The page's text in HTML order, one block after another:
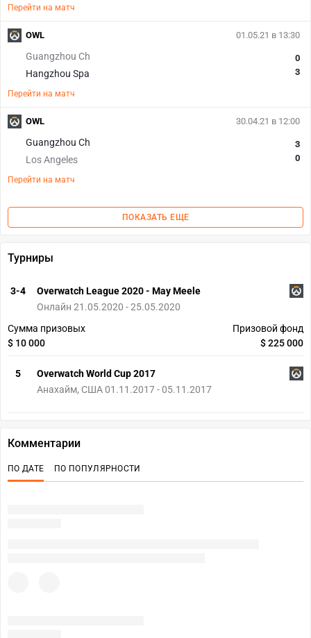
Перейти на матч
01.05.21 в 13:30
Guangzhou Ch
Hangzhou Spa
0
3
Перейти на матч
OWL
30.04.21 в 12:00
Guangzhou Ch
Los Angeles
3
0
Перейти на матч
OWL
ПОКАЗАТЬ ЕЩЕ
Турниры
3-4
Overwatch League 2020 - May Meele
Онлайн 21.05.2020 - 25.05.2020
Сумма призовых
$ 10 000
Призовой фонд
$ 225 000
5
Overwatch World Cup 2017
Анахайм, США 01.11.2017 - 05.11.2017
Комментарии
ПО ДАТЕ ПО ПОПУЛЯРНОСТИ